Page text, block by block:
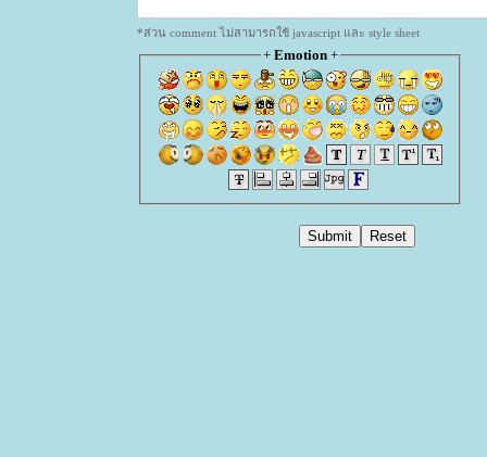
*ส่วน comment ไม่สามารถใช้ javascript และ style sheet
+ Emotion+